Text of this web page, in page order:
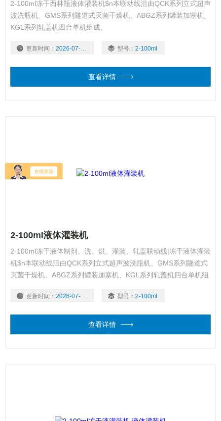
2-100ml冻干西林瓶液体灌装机$n本联动线沮由QCK系列立式超声
波洗瓶机、GMS系列隧道式灭菌干燥机、ABGZ系列罐装加塞机、
KGL系列轧盖机四台单机组成。
更新时间： 2026-07-30 型号： 2-100ml
查看详情
2-100ml液体灌装机
2-100ml冻干液体制剂、洗、烘、灌装、轧盖联动线|冻干液体灌装
机$n本联动线沮由QCK系列立式超声波洗瓶机、GMS系列隧道式
灭菌干燥机、ABGZ系列罐装加塞机、KGL系列轧盖机四台单机组
更新时间： 2026-07-30 型号： 2-100ml
查看详情